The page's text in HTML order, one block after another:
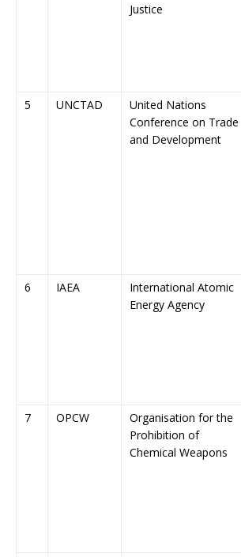
Justice
5 UNCTAD
United Nations
Conference on Trade
and Development
6 IAEA
International Atomic
Energy Agency
7
OPCW
Organisation for the
Prohibition of
Chemical Weapons